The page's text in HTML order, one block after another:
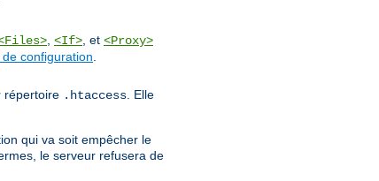
<If> , et <Proxy>
configuration
répertoire .htaccess . Elle
qui va soit empêcher le
le serveur refusera de